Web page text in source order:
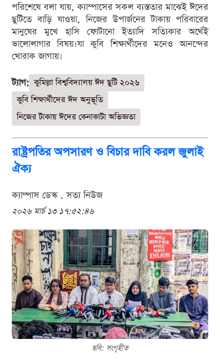
পরিশেষে বলা যায়, ক্যাম্পাসের সকল ব্যস্ততার মাঝেই ঈদের
ছুটিতে বাড়ি যাওয়া, নিজের উপার্জনের টাকায় পরিবারের
মানুষের মুখে হাসি ফোটানো ইত্যাদি সত্যিকার অর্থেই
ভালোলাগার বিষয়।যা কুবি শিক্ষার্থীদের মনেও আনন্দের
খোরাক জাগায়।
ট্যাগ: কুমিল্লা বিশ্ববিদ্যালয় ঈদ ছুটি ২০২৬
কুবি শিক্ষার্থীদের ঈদ অনুভূতি
নিজের টাকায় ঈদের কেনাকাটা অভিজ্ঞতা
রাষ্ট্রপতির অপসারণ ও বিচার দাবি করল জুলাই
ঐক্য
ক্যাম্পাস ডেস্ক . সত্য নিউজ
২০২৬ মার্চ ১৩ ১৭:৫২:৪৬
ছবি: সংগৃহীত